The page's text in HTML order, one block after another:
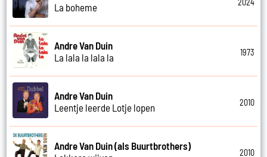
La boheme
Andre Van Duin
La lala la lala la
1973
Andre Van Duin
Leentje leerde Lotje lopen
2010
Andre Van Duin (als Buurtbrothers)
2010